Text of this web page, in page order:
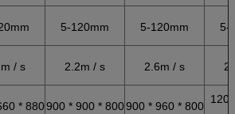
5-120mm 5-120mm 5-
/ s 2.2m / s 2.6m / s
* 880900 * 900 * 800900 * 960 * 800